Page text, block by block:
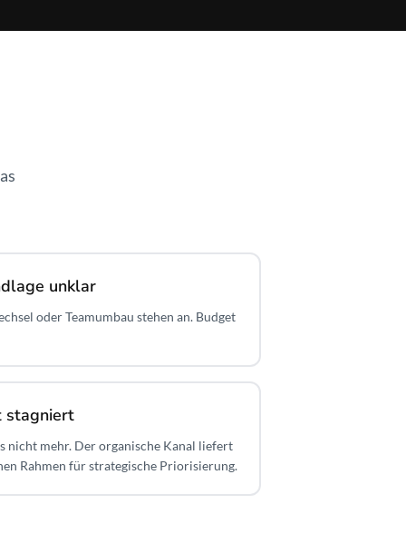
unklar
oder Teamumbau stehen an. Budget
stagniert
nicht mehr. Der organische Kanal liefert
Rahmen für strategische Priorisierung.